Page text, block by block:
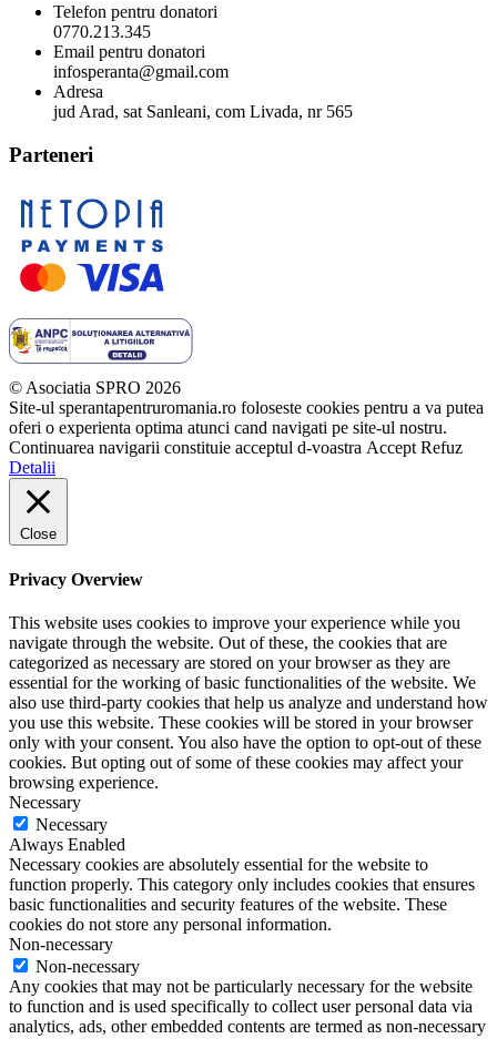
Telefon pentru donatori
0770.213.345
Email pentru donatori
infosperanta@gmail.com
Adresa
jud Arad, sat Sanleani, com Livada, nr 565
Parteneri
© Asociatia SPRO 2026
Site-ul sperantapentruromania.ro foloseste cookies pentru a va putea
oferi o experienta optima atunci cand navigati pe site-ul nostru.
Continuarea navigarii constituie acceptul d-voastra Accept Refuz
Detalii
Close
Privacy Overview
This website uses cookies to improve your experience while you
navigate through the website. Out of these, the cookies that are
categorized as necessary are stored on your browser as they are
essential for the working of basic functionalities of the website. We
also use third-party cookies that help us analyze and understand how
you use this website. These cookies will be stored in your browser
only with your consent. You also have the option to opt-out of these
cookies. But opting out of some of these cookies may affect your
browsing experience.
Necessary
Necessary
Always Enabled
Necessary cookies are absolutely essential for the website to
function properly. This category only includes cookies that ensures
basic functionalities and security features of the website. These
cookies do not store any personal information.
Non-necessary
Non-necessary
Any cookies that may not be particularly necessary for the website
to function and is used specifically to collect user personal data via
analytics, ads, other embedded contents are termed as non-necessary